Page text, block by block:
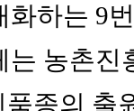
하는 9
는 농촌
종의 출